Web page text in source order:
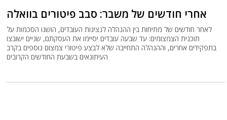
אחרי חודשים של משבר: סבב פיטורים בוואלה
לאחר חודשים של מתיחות בין ההנהלה לנציגות העובדים, הושגו הסכמות על
תוכנית הצמצומים: עד שבעה עובדים יסיימו את העסקתם, שניים ישובצו
בתפקידים אחרים, וההנהלה התחייבה שלא לבצע פיטורי צמצום נוספים בקרב
העיתונאים בשבעת החודשים הקרובים